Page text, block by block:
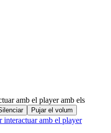
amb el player amb els
Pujar el volum
interactuar amb el player